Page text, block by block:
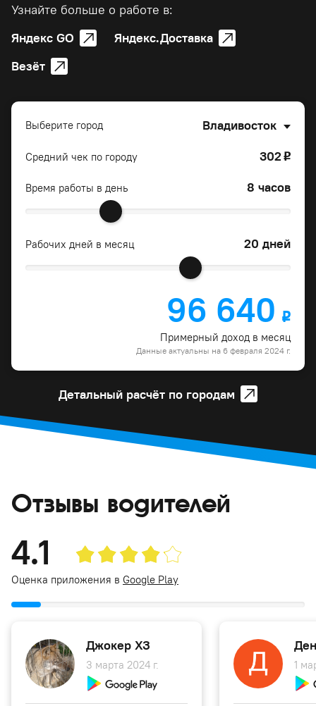
Узнайте больше о работе в:
Яндекс GO
Яндекс.Доставка
Везёт
Выберите город Владивосток
Средний чек по городу 302 o
Время работы в день 8 часов
Рабочих дней в месяц 20 дней
Примерный доход в месяц
96 640 o
Данные актуальны на 6 февраля 2024 г.
Детальный расчёт по городам
Отзывы водителей
4.1
Оценка приложения в Google Play
Джокер ХЗ
3 марта 2024 г. 1